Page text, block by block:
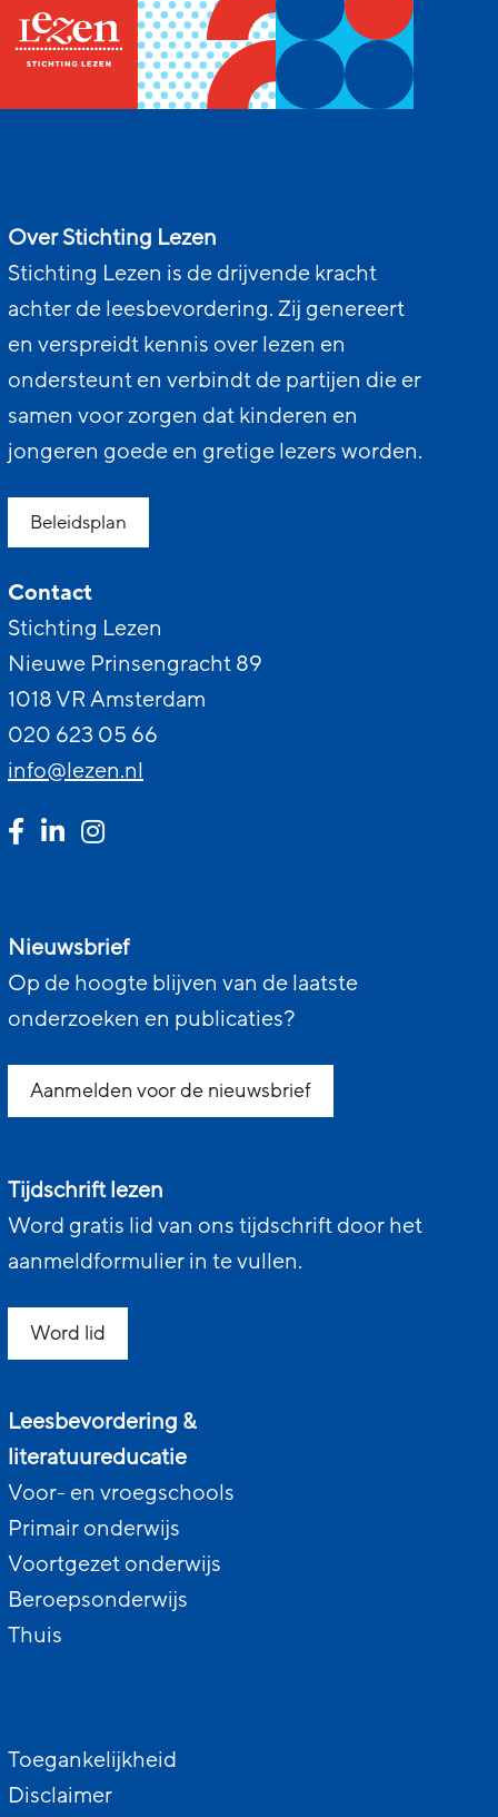
Over Stichting Lezen
Stichting Lezen is de drijvende kracht
achter de leesbevordering. Zij genereert
en verspreidt kennis over lezen en
ondersteunt en verbindt de partijen die er
samen voor zorgen dat kinderen en
jongeren goede en gretige lezers worden.
Beleidsplan
Contact
Stichting Lezen
Nieuwe Prinsengracht 89
1018 VR Amsterdam
020 623 05 66
info@lezen.nl
Nieuwsbrief
Op de hoogte blijven van de laatste
onderzoeken en publicaties?
Aanmelden voor de nieuwsbrief
Tijdschrift lezen
Word gratis lid van ons tijdschrift door het
aanmeldformulier in te vullen.
Word lid
Leesbevordering &
literatuureducatie
Voor- en vroegschools
Primair onderwijs
Voortgezet onderwijs
Beroepsonderwijs
Thuis
Toegankelijkheid
Disclaimer